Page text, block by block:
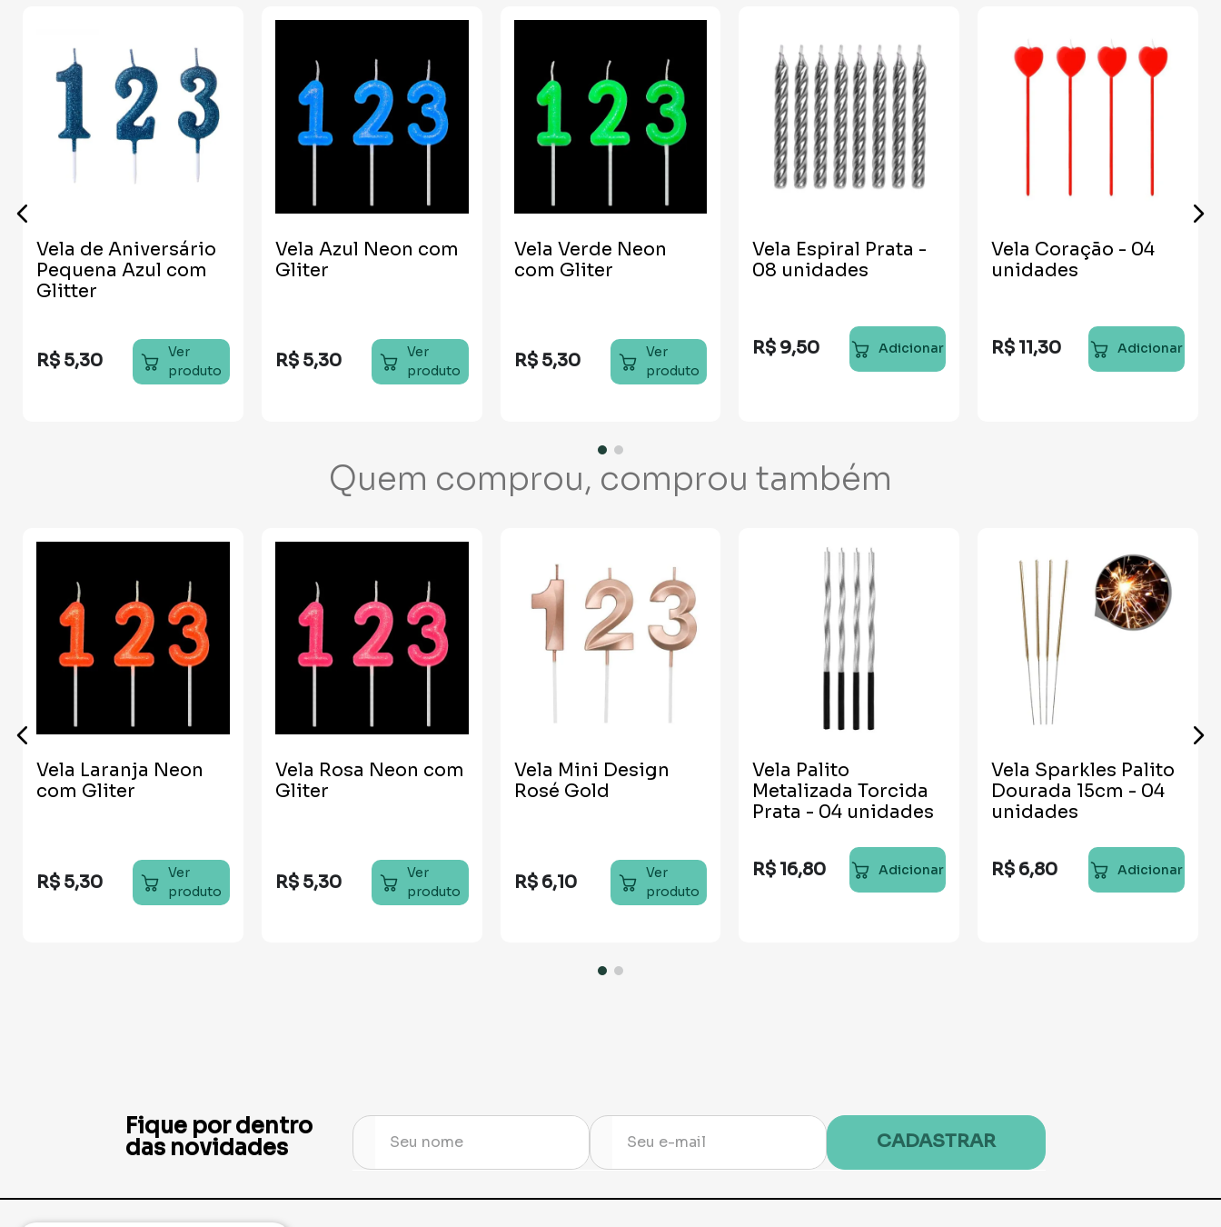
Vela de Aniversário
Pequena Azul com
Glitter
R$ 5,30
Ver
produto
Vela Azul Neon com
Gliter
R$ 5,30
Ver
produto
Vela Verde Neon
com Gliter
R$ 5,30
Ver
produto
Vela Espiral Prata -
08 unidades
R$ 9,50 Adicionar
Vela Coração - 04
unidades
R$ 11,30 Adicionar
Quem comprou, comprou também
Vela Laranja Neon
com Gliter
R$ 5,30
Ver
produto
Vela Rosa Neon com
Gliter
R$ 5,30
Ver
produto
Vela Mini Design
Rosé Gold
R$ 6,10
Ver
produto
Vela Palito
Metalizada Torcida
Prata - 04 unidades
R$ 16,80 Adicionar
Vela Sparkles Palito
Dourada 15cm - 04
unidades
R$ 6,80 Adicionar
Fique por dentro
das novidades
CADASTRAR